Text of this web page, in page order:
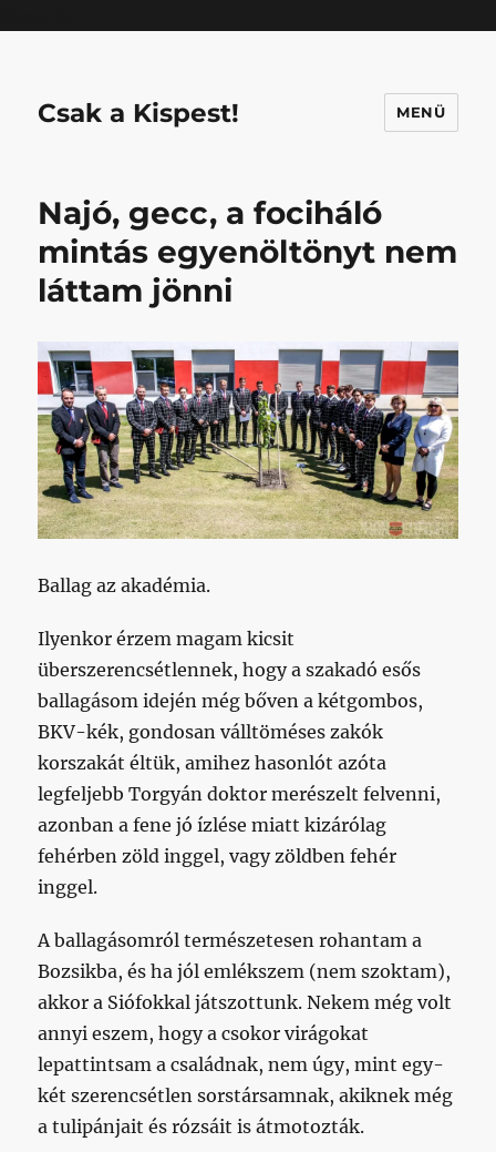
Csak a Kispest! MENÜ
Najó, gecc, a fociháló
mintás egyenöltönyt nem
láttam jönni
Ballag az akadémia.
Ilyenkor érzem magam kicsit
überszerencsétlennek, hogy a szakadó esős
ballagásom idején még bőven a kétgombos,
BKV-kék, gondosan válltöméses zakók
korszakát éltük, amihez hasonlót azóta
legfeljebb Torgyán doktor merészelt felvenni,
azonban a fene jó ízlése miatt kizárólag
fehérben zöld inggel, vagy zöldben fehér
inggel.
A ballagásomról természetesen rohantam a
Bozsikba, és ha jól emlékszem (nem szoktam),
akkor a Siófokkal játszottunk. Nekem még volt
annyi eszem, hogy a csokor virágokat
lepattintsam a családnak, nem úgy, mint egy-
két szerencsétlen sorstársamnak, akiknek még
a tulipánjait és rózsáit is átmotozták.